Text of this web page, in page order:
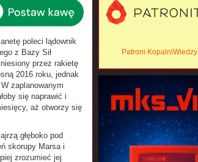
poleci lądownik
z Bazy Sił
przez rakietę
2016 roku, jednak
zaplanowanym
się naprawić i
aż otworzy się
głęboko pod
skorupy Marsa i
zrozumieć jej
Patroni KopalniWiedzy